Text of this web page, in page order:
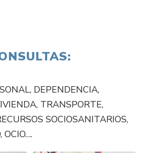
DEPENDENCIA,
TRANSPORTE,
SOCIOSANITARIOS,
OCIO….